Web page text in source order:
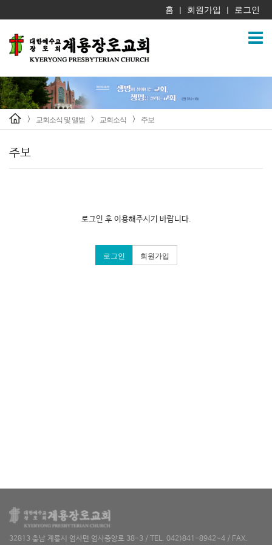
홈 회원가입 로그인
> 교회소식 및 앨범 > 교회소식 > 주보
주보
로그인 후 이용해주시기 바랍니다.
로그인 회원가입
32813 충남 계룡시 엄사면 엄사중앙로 38-3 / TEL. 042)841-8942~4 / FAX.